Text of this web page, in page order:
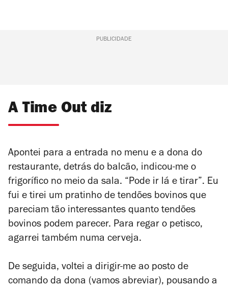
PUBLICIDADE
A Time Out diz
Apontei para a entrada no menu e a dona do
restaurante, detrás do balcão, indicou-me o
frigorífico no meio da sala. “Pode ir lá e tirar”. Eu
fui e tirei um pratinho de tendões bovinos que
pareciam tão interessantes quanto tendões
bovinos podem parecer. Para regar o petisco,
agarrei também numa cerveja.
De seguida, voltei a dirigir-me ao posto de
comando da dona (vamos abreviar), pousando a